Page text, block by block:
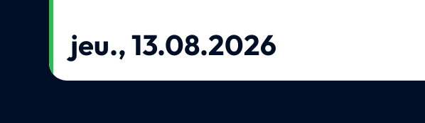
jeu., 13.08.2026